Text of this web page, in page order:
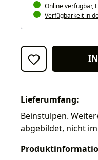
Online verfügbar,
Verfügbarkeit in
Lieferumfang:
Beinstulpen.
abgebildet, nicht